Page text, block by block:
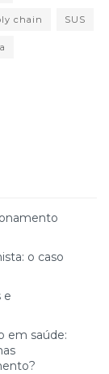
chain SUS
o caso
e
em saúde: